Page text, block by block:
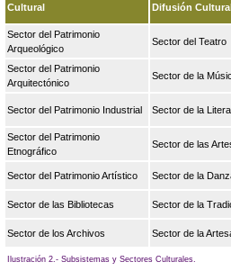
Cultural
Difusión
Sector del Patrimonio
Arqueológico
Sector del Teatro
Sector del Patrimonio
Arquitectónico
Sector de la
Sector del Patrimonio Industrial Sector de la
Sector del Patrimonio
Etnográfico
Sector de las
Sector del Patrimonio Artístico Sector de la
Sector de las Bibliotecas Sector de la
Sector de los Archivos Sector de la
Ilustración 2.- Subsistemas y Sectores Culturales.